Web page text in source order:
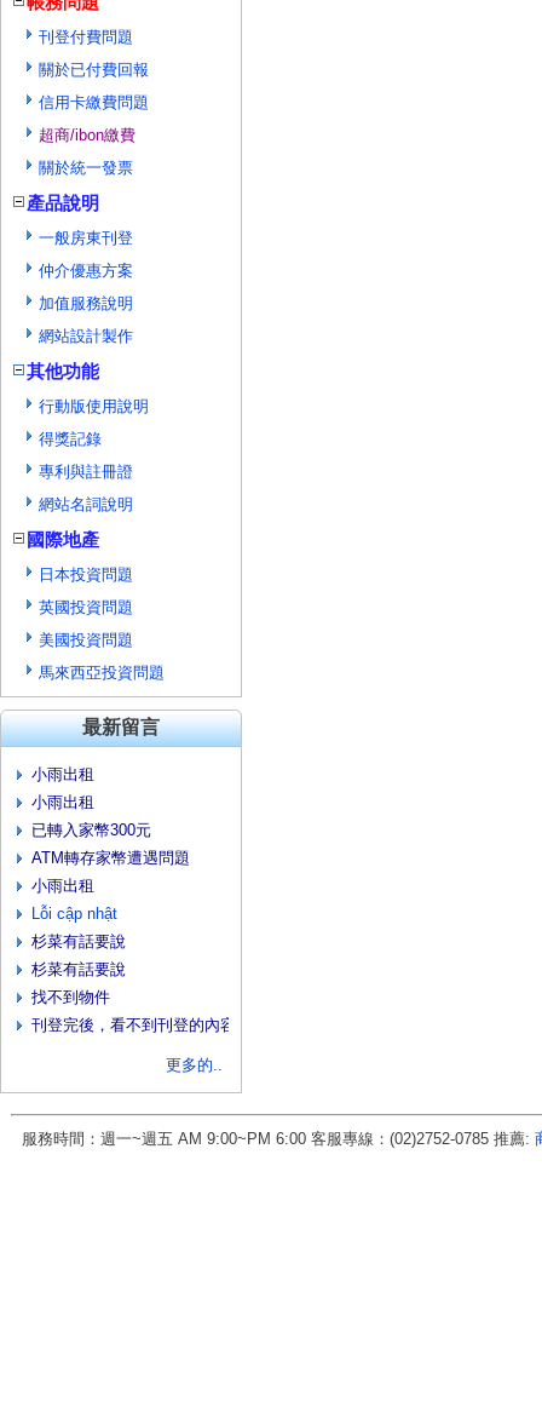
刊登付費問題
關於已付費回報
信用卡繳費問題
超商/ibon繳費
關於統一發票
產品說明
一般房東刊登
仲介優惠方案
加值服務說明
網站設計製作
其他功能
行動版使用說明
得獎記錄
專利與註冊證
網站名詞說明
國際地產
日本投資問題
英國投資問題
美國投資問題
馬來西亞投資問題
最新留言
小雨出租
小雨出租
已轉入家幣300元
ATM轉存家幣遭遇問題
小雨出租
Lỗi cập nhật
杉菜有話要說
杉菜有話要說
找不到物件
刊登完後，看不到刊登的內容，用編號查詢也找不到
更多的..
服務時間：週一~週五 AM 9:00~PM 6:00 客服專線：(02)2752-0785 推薦: